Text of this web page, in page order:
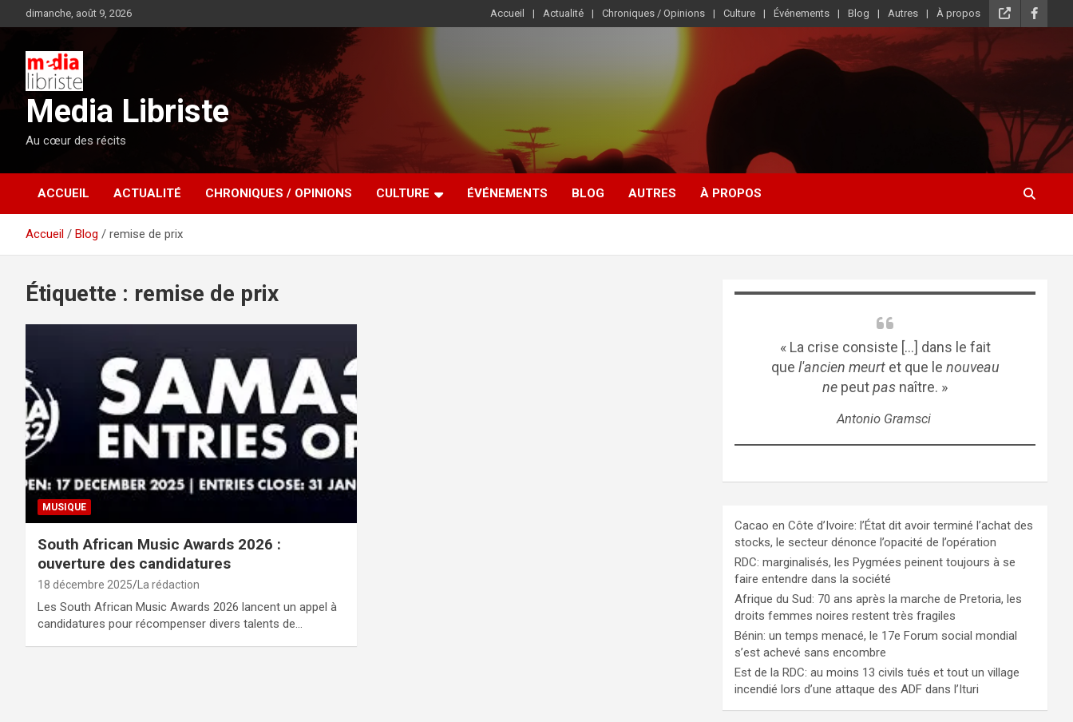
au
dimanche, août 9, 2026 Accueil Actualité Chroniques / Opinions Culture Événements Blog Autres À propos
Media Libriste
Au cœur des récits
ACCUEIL ACTUALITÉ CHRONIQUES / OPINIONS CULTURE ÉVÉNEMENTS BLOG AUTRES À PROPOS
Accueil Blog remise de prix
Étiquette : remise de prix
MUSIQUE
South African Music Awards 2026 :
ouverture des candidatures
18 décembre 2025 La rédaction
Les South African Music Awards 2026 lancent un appel à
candidatures pour récompenser divers talents de…
« La crise consiste [...] dans le fait
que l'ancien meurtet que le nouveau
ne peutpas naître. »
Antonio Gramsci
Cacao en Côte d’Ivoire: l’État dit avoir terminé l’achat des
stocks, le secteur dénonce l’opacité de l’opération
RDC: marginalisés, les Pygmées peinent toujours à se
faire entendre dans la société
Afrique du Sud: 70 ans après la marche de Pretoria, les
droits femmes noires restent très fragiles
Bénin: un temps menacé, le 17e Forum social mondial
s’est achevé sans encombre
Est de la RDC: au moins 13 civils tués et tout un village
incendié lors d’une attaque des ADF dans l’Ituri